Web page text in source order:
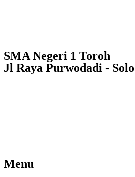
SMA Negeri 1 Toroh
Jl Raya Purwodadi -
Menu